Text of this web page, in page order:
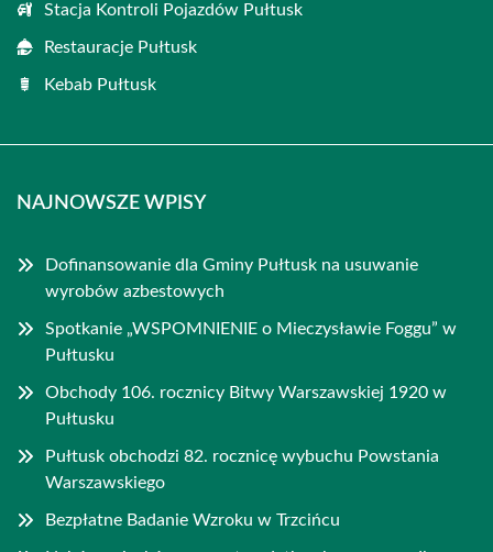
Stacja Kontroli Pojazdów Pułtusk
Restauracje Pułtusk
Kebab Pułtusk
NAJNOWSZE WPISY
Dofinansowanie dla Gminy Pułtusk na usuwanie
wyrobów azbestowych
Spotkanie „WSPOMNIENIE o Mieczysławie Foggu” w
Pułtusku
Obchody 106. rocznicy Bitwy Warszawskiej 1920 w
Pułtusku
Pułtusk obchodzi 82. rocznicę wybuchu Powstania
Warszawskiego
Bezpłatne Badanie Wzroku w Trzcińcu